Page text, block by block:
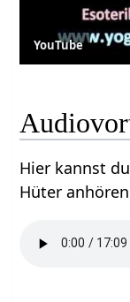
YouTube
Hier kannst
Hüter